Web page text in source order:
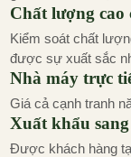
Chất lượng cao
Kiểm soát chất
được sự xuất sắc
Nhà máy trực
Giá cả cạnh tranh
Xuất khẩu
Được khách hàng